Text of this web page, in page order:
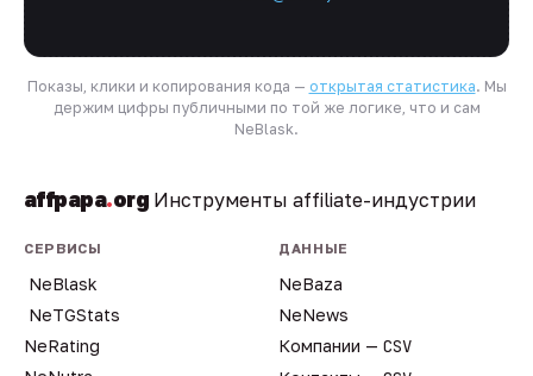
Показы, клики и копирования кода — открытая статистика. Мы
держим цифры публичными по той же логике, что и сам
NeBlask.
affpapa.org Инструменты affiliate-индустрии
СЕРВИСЫ
NeBlask
NeTGStats
NeRating
ДАННЫЕ
NeBaza
NeNews
Компании — CSV